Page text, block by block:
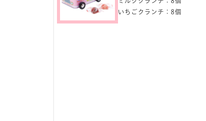
いちごクランチ：8個